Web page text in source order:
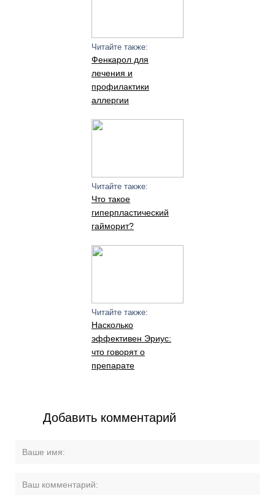
Читайте также:
Фенкарол для
лечения и
профилактики
аллергии
Читайте также:
Что такое
гиперпластический
гайморит?
Читайте также:
Насколько
эффективен Эриус:
что говорят о
препарате
Добавить комментарий